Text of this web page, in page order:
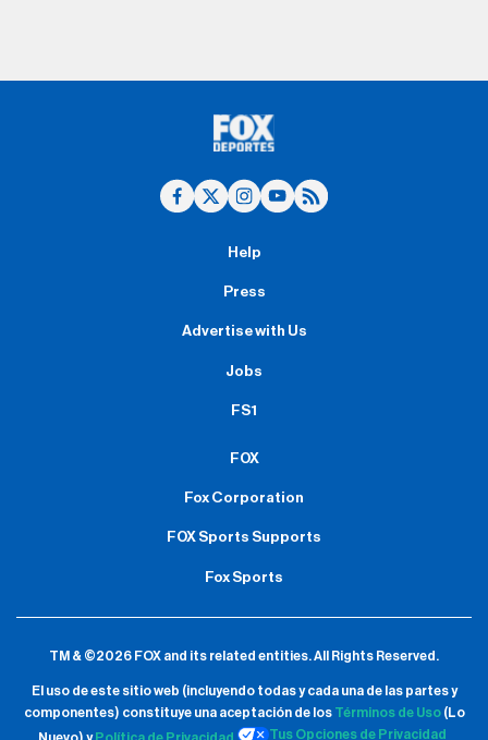
Help
Press
Advertise with Us
Jobs
FS1
FOX
Fox Corporation
FOX Sports Supports
Fox Sports
TM & ©2026 FOX and its related entities.All Rights Reserved.
El uso de este sitio web (incluyendo todas y cada una de las partes y
componentes) constituye una aceptación de los Términos de Uso(Lo
Tus Opciones de Privacidad